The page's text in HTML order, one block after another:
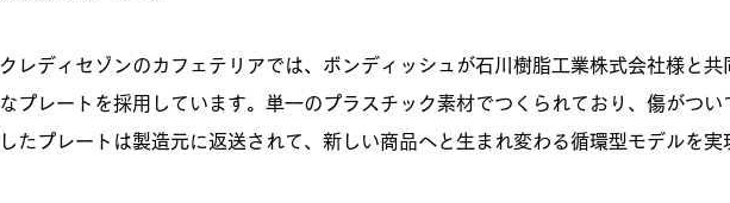
クレディセゾンのカフェテリアでは、ボンディッシュが石川樹脂工業株式会社様と共
なプレートを採用しています。単一のプラスチック素材でつくられており、傷がつい
したプレートは製造元に返送されて、新しい商品へと生まれ変わる循環型モデルを